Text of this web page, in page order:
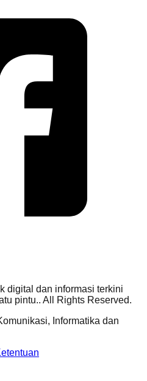
digital dan informasi terkini
pintu.. All Rights Reserved.
Informatika dan